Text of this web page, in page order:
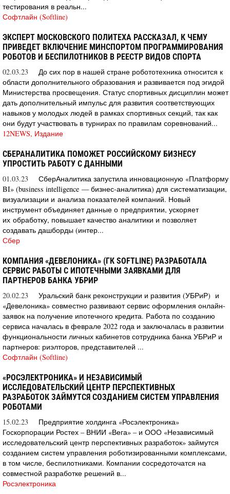
тестирования в реальн...
Софтлайн (Softline)
ЭКСПЕРТ МОСКОВСКОГО ПОЛИТЕХА РАССКАЗАЛ, К ЧЕМУ
ПРИВЕДЕТ ВКЛЮЧЕНИЕ МИНСПОРТОМ ПРОГРАММИРОВАНИЯ
РОБОТОВ И БЕСПИЛОТНИКОВ В РЕЕСТР ВИДОВ СПОРТА
02.03.23
До сих пор в нашей стране робототехника относится к
области дополнительного образования и развивается под эгидой
Министерства просвещения. Статус спортивных дисциплин может
дать дополнительный импульс для развития соответствующих
навыков у молодых людей в рамках спортивных секций, так как
они будут участвовать в турнирах по правилам соревнований...
12NEWS, Издание
СБЕРАНАЛИТИКА ПОМОЖЕТ РОССИЙСКОМУ БИЗНЕСУ
УПРОСТИТЬ РАБОТУ С ДАННЫМИ
01.03.23
СберАналитика запустила инновационную «Платформу
BI» (business intelligence — бизнес-аналитика) для систематизации,
визуализации и анализа показателей компаний. Новый
инструмент объединяет данные о предприятии, ускоряет
их обработку, повышает качество аналитики и позволяет
создавать дашборды (интер...
Сбер
КОМПАНИЯ «ДЕВЕЛОНИКА» (ГК SOFTLINE) РАЗРАБОТАЛА
СЕРВИС РАБОТЫ С ИПОТЕЧНЫМИ ЗАЯВКАМИ ДЛЯ
ПАРТНЕРОВ БАНКА УБРИР
20.02.23
Уральский банк реконструкции и развития (УБРиР) и
«Девелоника» совместно развивают сервис оформления онлайн-
заявок на получение ипотечного кредита. Работа по созданию
сервиса началась в феврале 2022 года и заключалась в развитии
функциональности личных кабинетов сотрудника банка УБРиР и
партнеров: риэлторов, представителей ...
Софтлайн (Softline)
«РОСЭЛЕКТРОНИКА» И НЕЗАВИСИМЫЙ
ИССЛЕДОВАТЕЛЬСКИЙ ЦЕНТР ПЕРСПЕКТИВНЫХ
РАЗРАБОТОК ЗАЙМУТСЯ СОЗДАНИЕМ СИСТЕМ УПРАВЛЕНИЯ
РОБОТАМИ
15.02.23
Предприятие холдинга «Росэлектроника»
Госкорпорации Ростех – ВНИИ «Вега» – и ООО «Независимый
исследовательский центр перспективных разработок» займутся
созданием систем управления роботизированными комплексами,
в том числе, беспилотниками. Компании сосредоточатся на
совместной разработке решений в...
Росэлектроника